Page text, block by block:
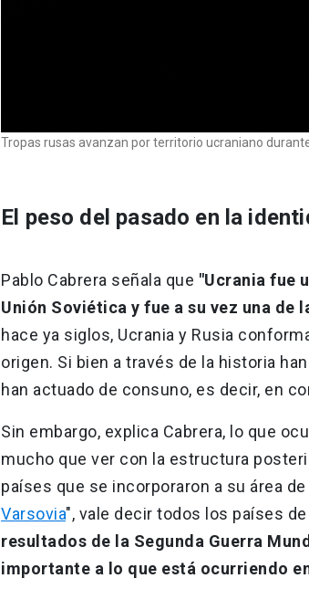
Tropas rusas avanzan por territorio ucraniano durante
El peso del pasado en la
Pablo Cabrera señala que "Ucrania fue
Unión Soviética y fue a su vez una de
hace ya siglos, Ucrania y Rusia
origen. Si bien a través de la historia
han actuado de consuno, es decir, en
Sin embargo, explica Cabrera, lo que
mucho que ver con la estructura
países que se incorporaron a su área
Varsovia", vale decir todos los países
resultados de la Segunda Guerra
importante a lo que está ocurriendo